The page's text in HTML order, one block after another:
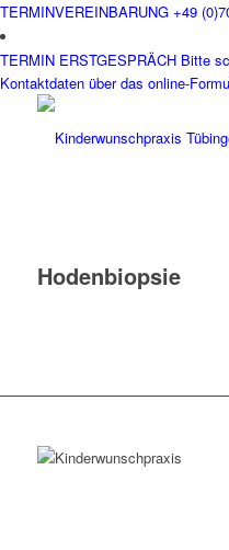
TERMINVEREINBARUNG +49
TERMIN ERSTGESPRÄCH Bitte
Kontaktdaten über das online-
Hodenbiopsie